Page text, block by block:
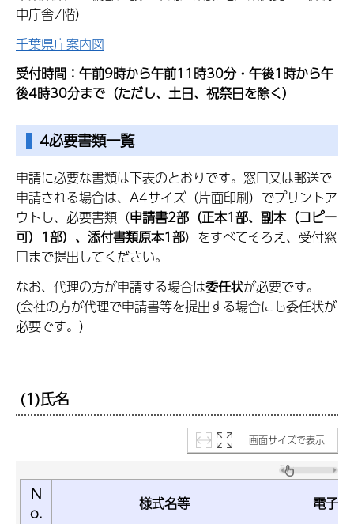
中庁舎7階）
千葉県庁案内図
受付時間：午前9時から午前11時30分・午後1時から午
後4時30分まで（ただし、土日、祝祭日を除く）
4必要書類一覧
申請に必要な書類は下表のとおりです。窓口又は郵送で
申請される場合は、A4サイズ（片面印刷）でプリントア
ウトし、必要書類（申請書2部（正本1部、副本（コピー
可）1部）、添付書類原本1部）をすべてそろえ、受付窓
口まで提出してください。
なお、代理の方が申請する場合は委任状が必要です。
(会社の方が代理で申請書等を提出する場合にも委任状が
必要です。）
(1)氏名
画面サイズで表示
N
o.
様式名等 電子